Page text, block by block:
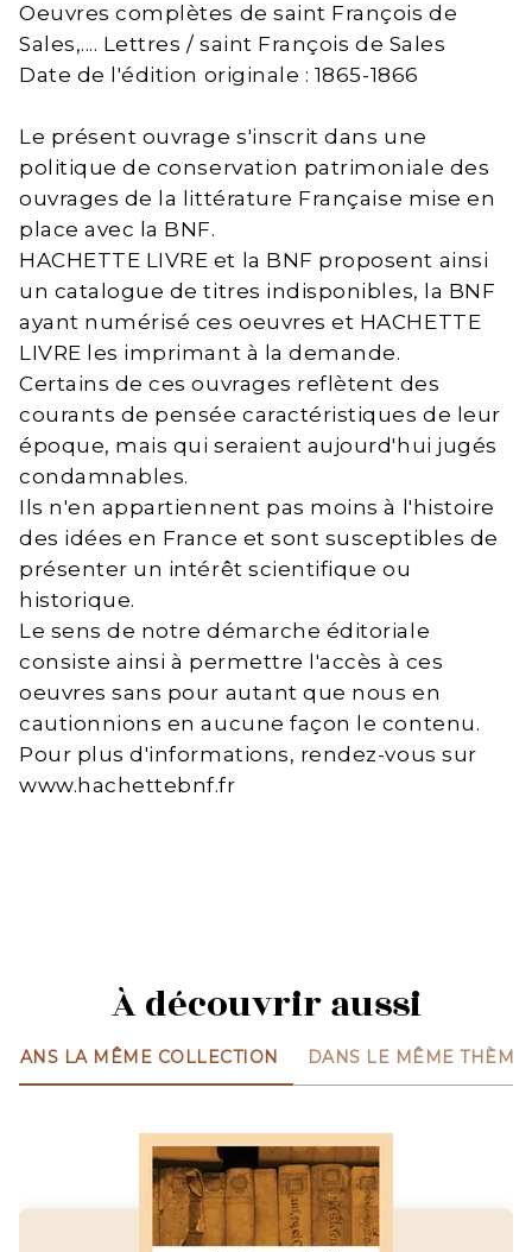
Oeuvres complètes de saint François de
Sales,.... Lettres / saint François de Sales
Date de l'édition originale : 1865-1866
Le présent ouvrage s'inscrit dans une
politique de conservation patrimoniale des
ouvrages de la littérature Française mise en
place avec la BNF.
HACHETTE LIVRE et la BNF proposent ainsi
un catalogue de titres indisponibles, la BNF
ayant numérisé ces oeuvres et HACHETTE
LIVRE les imprimant à la demande.
Certains de ces ouvrages reflètent des
courants de pensée caractéristiques de leur
époque, mais qui seraient aujourd'hui jugés
condamnables.
Ils n'en appartiennent pas moins à l'histoire
des idées en France et sont susceptibles de
présenter un intérêt scientifique ou
historique.
Le sens de notre démarche éditoriale
consiste ainsi à permettre l'accès à ces
oeuvres sans pour autant que nous en
cautionnions en aucune façon le contenu.
Pour plus d'informations, rendez-vous sur
www.hachettebnf.fr
À découvrir aussi
DANS LA MÊME COLLECTION DANS LE MÊME THÈME